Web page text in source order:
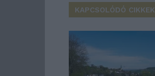
KAPCSOLÓDÓ CIKKEK